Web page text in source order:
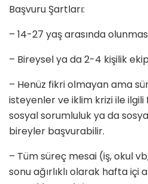
Başvuru Şartları:
– 14-27 yaş arasında
– Bireysel ya da 2-4 kişilik
– Henüz fikri olmayan ama
isteyenler ve iklim krizi ile ilgili
sosyal sorumluluk ya da
bireyler başvurabilir.
– Tüm süreç mesai (iş, okul
sonu ağırlıklı olarak hafta